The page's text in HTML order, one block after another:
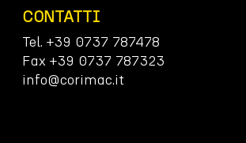
CONTATTI
Tel. +39 0737 787478
Fax +39 0737 787323
info@corimac.it